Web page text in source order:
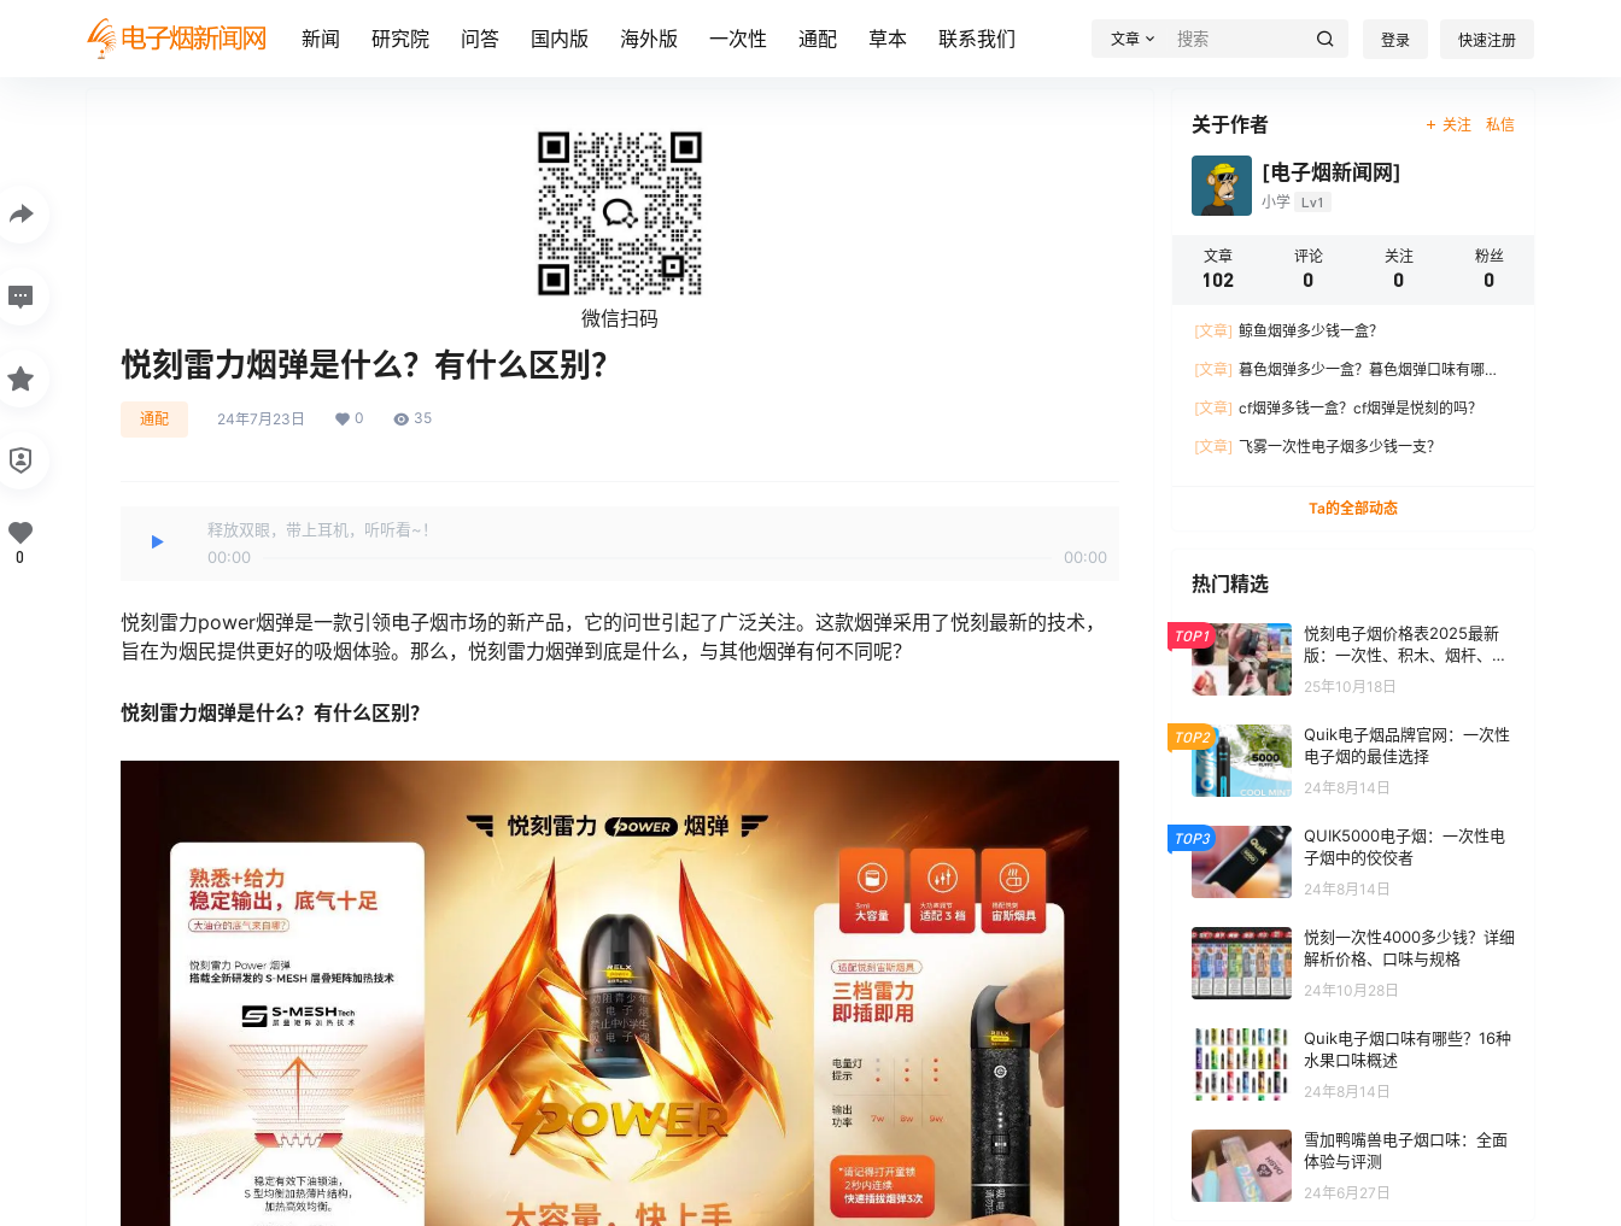
新闻 研究院 问答 国内版 海外版 一次性 通配 草本 联系我们 文章 登录 快速注册
微信扫码
悦刻雷力烟弹是什么？有什么区别？
通配 24年7月23日 0 35
释放双眼，带上耳机，听听看~！
00:00
00:00
悦刻雷力power烟弹是一款引领电子烟市场的新产品，它的问世引起了广泛关注。这款烟弹采用了悦刻最新的技术，
旨在为烟民提供更好的吸烟体验。那么，悦刻雷力烟弹到底是什么，与其他烟弹有何不同呢？
悦刻雷力烟弹是什么？有什么区别？
0
关于作者 关注 私信
[电子烟新闻网]
小学 Lv1
文章
102
评论
0
关注
0
粉丝
0
[文章] 鲸鱼烟弹多少钱一盒？
[文章] 暮色烟弹多少一盒？暮色烟弹口味有哪
[文章] cf烟弹多钱一盒？cf烟弹是悦刻的吗？
[文章] 飞雾一次性电子烟多少钱一支？
Ta的全部动态
热门精选
TOP1
悦刻电子烟价格表2025最新
版：一次性、积木、烟杆、烟
弹全价位汇总
25年10月18日
TOP2
Quik电子烟品牌官网：一次性
电子烟的最佳选择
24年8月14日
TOP3
QUIK5000电子烟：一次性电
子烟中的佼佼者
24年8月14日
悦刻一次性4000多少钱？详细
解析价格、口味与规格
24年10月28日
Quik电子烟口味有哪些？16种
水果口味概述
24年8月14日
雪加鸭嘴兽电子烟口味：全面
体验与评测
24年6月27日